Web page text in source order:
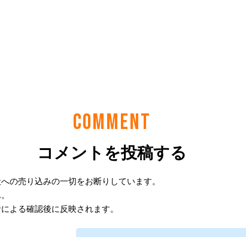
COMMENT
コメントを投稿する
の売り込みの一切をお断りしています。
よる確認後に反映されます。